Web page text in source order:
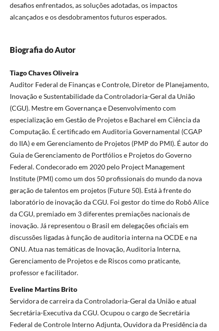
desafios enfrentados, as soluções adotadas, os impactos
alcançados e os desdobramentos futuros esperados.
Biografia do Autor
Tiago Chaves Oliveira
Auditor Federal de Finanças e Controle, Diretor de Planejamento,
Inovação e Sustentabilidade da Controladoria-Geral da União
(CGU). Mestre em Governança e Desenvolvimento com
especialização em Gestão de Projetos e Bacharel em Ciência da
Computação. É certificado em Auditoria Governamental (CGAP
do IIA) e em Gerenciamento de Projetos (PMP do PMI). É autor do
Guia de Gerenciamento de Portfólios e Projetos do Governo
Federal. Condecorado em 2020 pelo Project Management
Institute (PMI) como um dos 50 profissionais do mundo da nova
geração de talentos em projetos (Future 50). Está à frente do
laboratório de inovação da CGU. Foi gestor do time do Robô Alice
da CGU, premiado em 3 diferentes premiações nacionais de
inovação. Já representou o Brasil em delegações oficiais em
discussões ligadas à função de auditoria interna na OCDE e na
ONU. Atua nas temáticas de Inovação, Auditoria Interna,
Gerenciamento de Projetos e de Riscos como praticante,
professor e facilitador.
Eveline Martins Brito
Servidora de carreira da Controladoria-Geral da União e atual
Secretária-Executiva da CGU. Ocupou o cargo de Secretária
Federal de Controle Interno Adjunta, Ouvidora da Presidência da